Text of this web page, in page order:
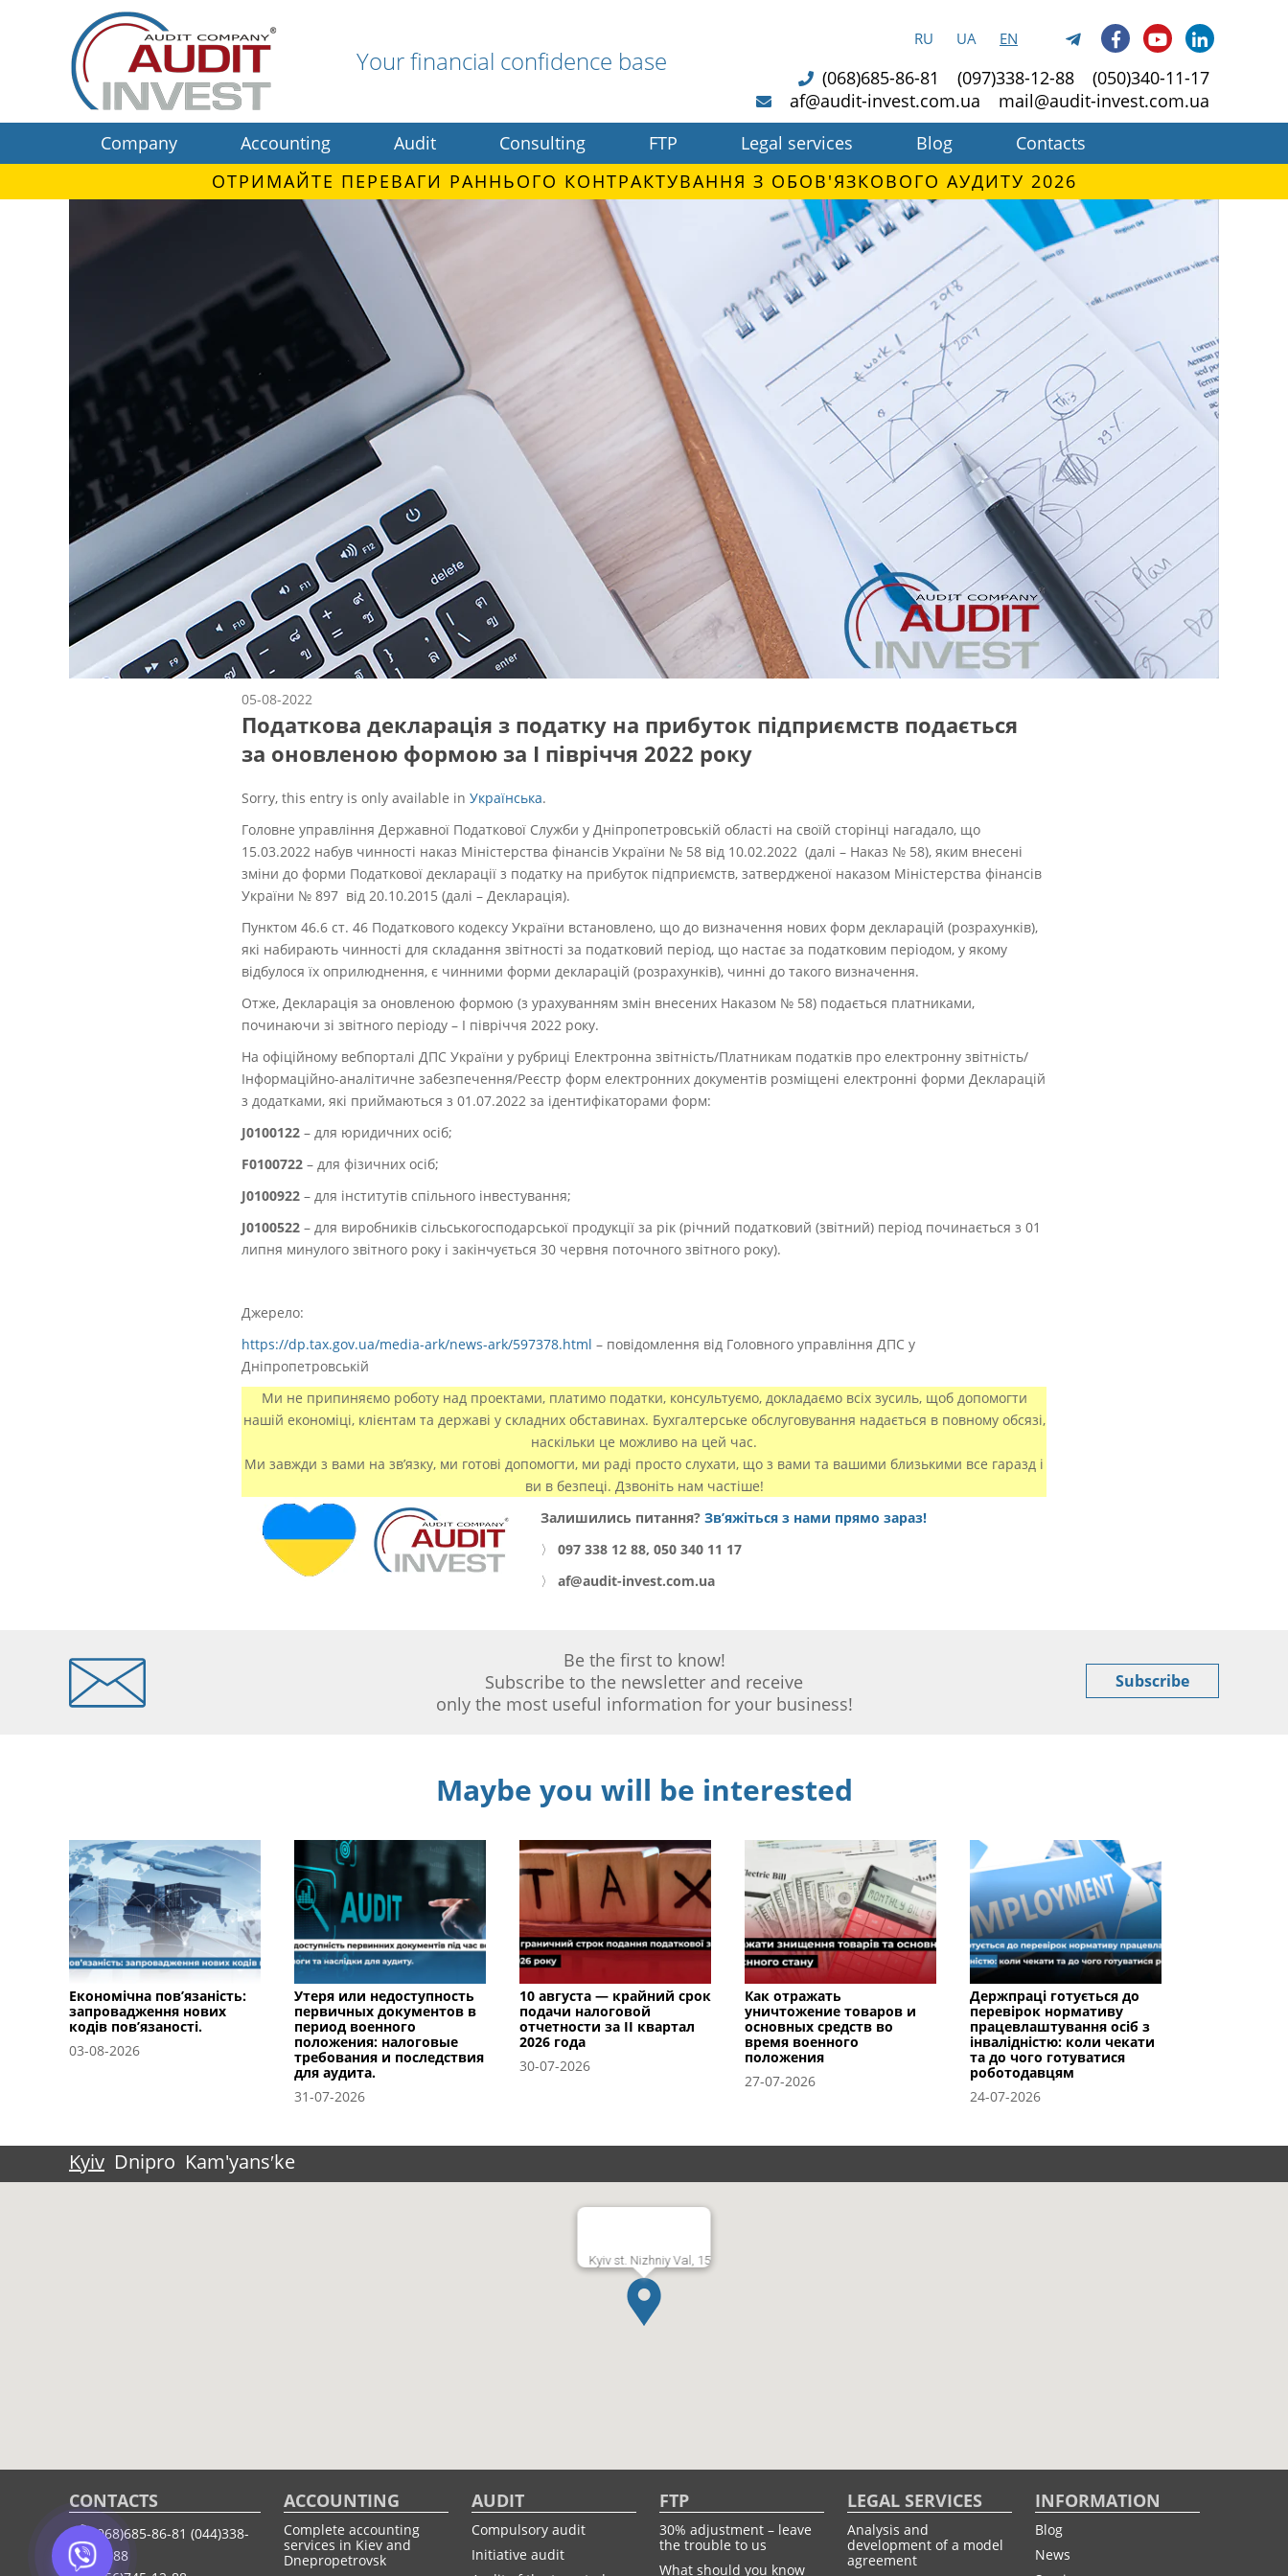
Your financial confidence base
RU UA EN
(068)685-86-81 (097)338-12-88
(050)340-11-17
af@audit-invest.com.ua
mail@audit-invest.com.ua
Company
Accounting Audit Consulting FTP Legal services Blog
Contacts
ОТРИМАЙТЕ ПЕРЕВАГИ РАННЬОГО КОНТРАКТУВАННЯ З ОБОВ'ЯЗКОВОГО АУДИТУ 2026
05-08-2022
Податкова декларація з податку на прибуток підприємств подається
за оновленою формою за І півріччя 2022 року
Sorry, this entry is only available in Українська.
Головне управління Державної Податкової Служби у Дніпропетровській області на своїй сторінці нагадало, що
15.03.2022 набув чинності наказ Міністерства фінансів України № 58 від 10.02.2022 (далі – Наказ № 58), яким внесені
зміни до форми Податкової декларації з податку на прибуток підприємств, затвердженої наказом Міністерства фінансів
України № 897 від 20.10.2015 (далі – Декларація).
Пунктом 46.6 ст. 46 Податкового кодексу України встановлено, що до визначення нових форм декларацій (розрахунків),
які набирають чинності для складання звітності за податковий період, що настає за податковим періодом, у якому
відбулося їх оприлюднення, є чинними форми декларацій (розрахунків), чинні до такого визначення.
Отже, Декларація за оновленою формою (з урахуванням змін внесених Наказом № 58) подається платниками,
починаючи зі звітного періоду – І півріччя 2022 року.
На офіційному вебпорталі ДПС України у рубриці Електронна звітність/Платникам податків про електронну звітність/
Інформаційно-аналітичне забезпечення/Реєстр форм електронних документів розміщені електронні форми Декларацій
з додатками, які приймаються з 01.07.2022 за ідентифікаторами форм:
J0100122 – для юридичних осіб;
F0100722 – для фізичних осіб;
J0100922 – для інститутів спільного інвестування;
J0100522 – для виробників сільськогосподарської продукції за рік (річний податковий (звітний) період починається з 01
липня минулого звітного року і закінчується 30 червня поточного звітного року).
Джерело:
https://dp.tax.gov.ua/media-ark/news-ark/597378.html – повідомлення від Головного управління ДПС у
Дніпропетровській
Ми не припиняємо роботу над проектами, платимо податки, консультуємо, докладаємо всіх зусиль, щоб допомогти
нашій економіці, клієнтам та державі у складних обставинах. Бухгалтерське обслуговування надається в повному обсязі,
наскільки це можливо на цей час.
Ми завжди з вами на зв’язку, ми готові допомогти, ми раді просто слухати, що з вами та вашими близькими все гаразд і
ви в безпеці. Дзвоніть нам частіше!
Залишились питання? Зв’яжіться з нами прямо зараз!
〉
097 338 12 88, 050 340 11 17
〉
af@audit-invest.com.ua
Be the first to know!
Subscribe to the newsletter and receive
only the most useful information for your business!
Subscribe
Maybe you will be interested
Економічна пов’язаність:
запровадження нових
кодів пов’язаності.
03-08-2026
Утеря или недоступность
первичных документов в
период военного
положения: налоговые
требования и последствия
для аудита.
31-07-2026
10 августа — крайний срок
подачи налоговой
отчетности за II квартал
2026 года
30-07-2026
Как отражать
уничтожение товаров и
основных средств во
время военного
положения
27-07-2026
Держпраці готується до
перевірок нормативу
працевлаштування осіб з
інвалідністю: коли чекати
та до чого готуватися
роботодавцям
24-07-2026
Kyiv Dnipro Kam'yansʹke
Kyiv st. Nizhniy Val, 15
CONTACTS
(068)685-86-81 (044)338-
12-88
ACCOUNTING
Complete accounting
services in Kiev and
Dnepropetrovsk
AUDIT
Compulsory audit
Initiative audit
FTP
30% adjustment – leave
the trouble to us
What should you know
LEGAL SERVICES
Analysis and
development of a model
agreement
INFORMATION
Blog
News